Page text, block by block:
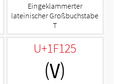
Eingeklammerter
lateinischer Großbuchstabe
T
U+1F125
🄥